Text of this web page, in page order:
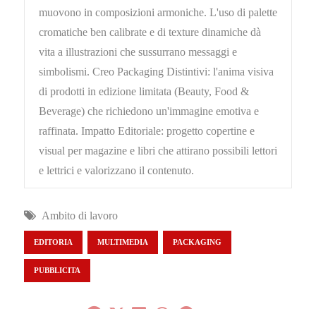
muovono in composizioni armoniche. L'uso di palette
cromatiche ben calibrate e di texture dinamiche dà
vita a illustrazioni che sussurrano messaggi e
simbolismi. Creo Packaging Distintivi: l'anima visiva
di prodotti in edizione limitata (Beauty, Food &
Beverage) che richiedono un'immagine emotiva e
raffinata. Impatto Editoriale: progetto copertine e
visual per magazine e libri che attirano possibili lettori
e lettrici e valorizzano il contenuto.
Ambito di lavoro
EDITORIA MULTIMEDIA PACKAGING
PUBBLICITA